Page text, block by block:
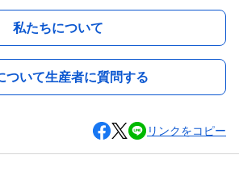
私たちについて
ついて生産者に質問する
リンクをコピー